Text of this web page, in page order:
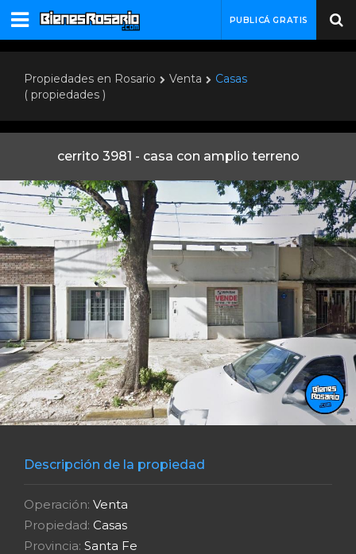
PUBLICÁ GRATIS
Propiedades en Rosario Venta
Casas
( propiedades )
cerrito 3981 - casa con amplio terreno
Descripción de la propiedad
Operación: Venta
Propiedad: Casas
Provincia: Santa Fe